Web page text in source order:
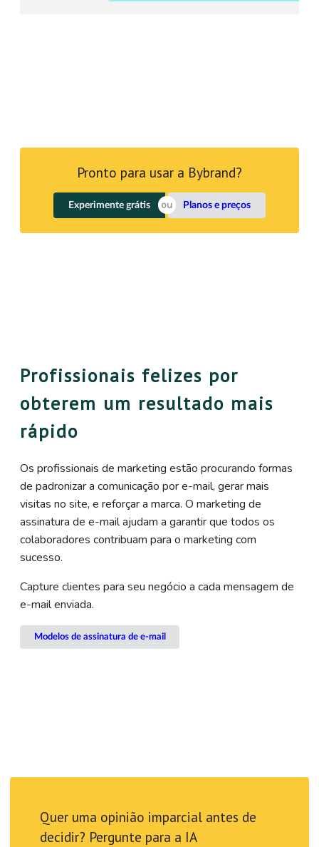
Pronto para usar a Bybrand?
Experimente grátis Planos e preços
Profissionais felizes por
obterem um resultado mais
rápido
Os profissionais de marketing estão procurando formas
de padronizar a comunicação por e-mail, gerar mais
visitas no site, e reforçar a marca. O marketing de
assinatura de e-mail ajudam a garantir que todos os
colaboradores contribuam para o marketing com
sucesso.
Capture clientes para seu negócio a cada mensagem de
e-mail enviada.
Modelos de assinatura de e-mail
Quer uma opinião imparcial antes de
decidir? Pergunte para a IA